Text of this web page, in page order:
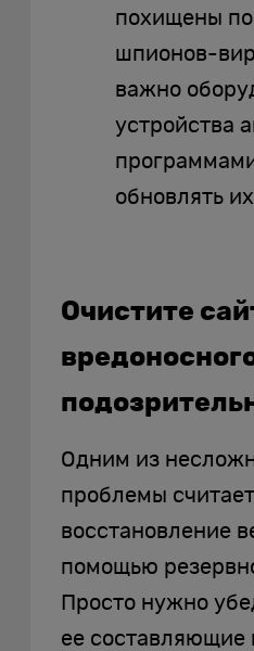
похищены
шпионов-
важно
устройства
обновлять
Очистите
Одним из
проблемы
восстановление
помощью
Просто нужно
ее составляющие